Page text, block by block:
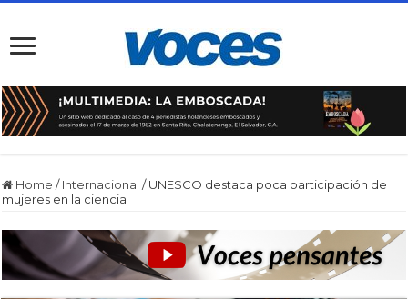
Home / Internacional / UNESCO destaca poca participación de
mujeres en la ciencia